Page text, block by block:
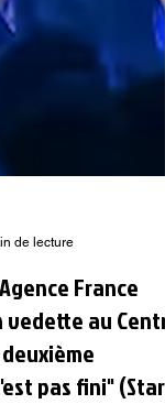
de lecture
France
au Centre